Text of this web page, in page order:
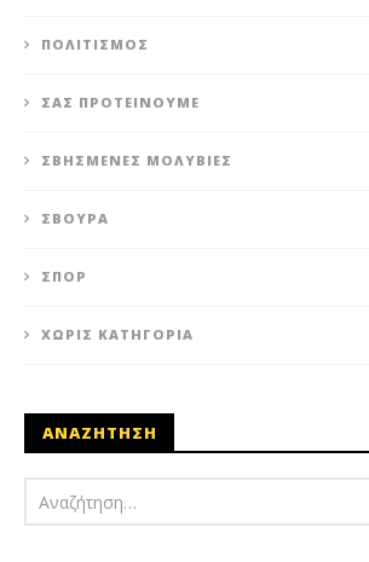
ΠΟΛΙΤΙΣΜΌΣ
ΣΑΣ ΠΡΟΤΕΊΝΟΥΜΕ
ΣΒΗΣΜΈΝΕΣ ΜΟΛΥΒΙΈΣ
ΣΒΟΎΡΑ
ΣΠΟΡ
ΧΩΡΊΣ ΚΑΤΗΓΟΡΊΑ
ΑΝΑΖΗΤΗΣΗ